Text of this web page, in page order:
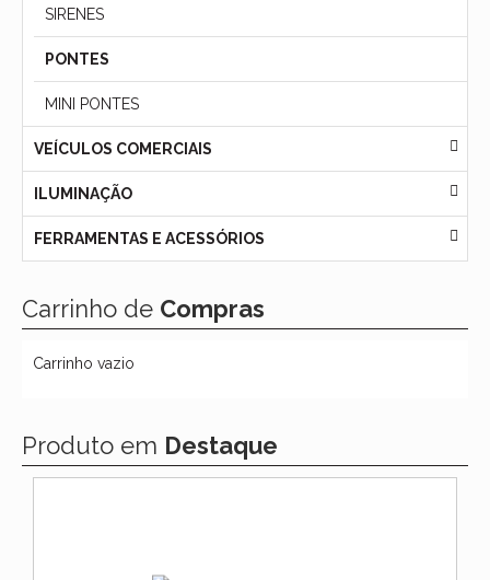
SIRENES
PONTES
MINI PONTES
VEÍCULOS COMERCIAIS
ILUMINAÇÃO
FERRAMENTAS E ACESSÓRIOS
Carrinho de Compras
Carrinho vazio
Produto em Destaque